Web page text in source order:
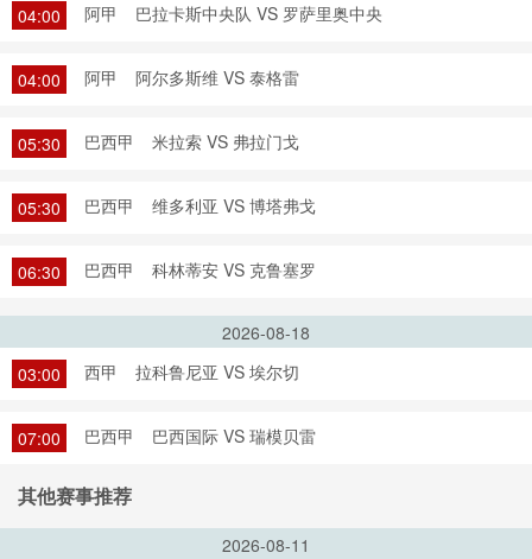
04:00 阿甲 巴拉卡斯中央队 VS 罗萨里奥中央
04:00 阿甲 阿尔多斯维 VS 泰格雷
05:30 巴西甲 米拉索 VS 弗拉门戈
05:30 巴西甲 维多利亚 VS 博塔弗戈
06:30 巴西甲 科林蒂安 VS 克鲁塞罗
2026-08-18
03:00
西甲 拉科鲁尼亚 VS 埃尔切
07:00 巴西甲 巴西国际 VS 瑞模贝雷
其他赛事推荐
2026-08-11